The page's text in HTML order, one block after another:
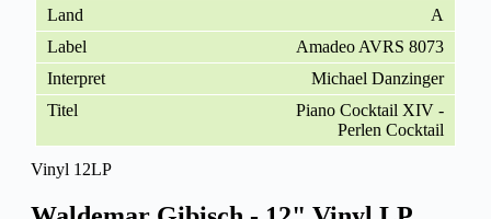
A
Amadeo AVRS 8073
Michael Danzinger
Piano Cocktail XIV -
Perlen Cocktail
Vinyl 12LP